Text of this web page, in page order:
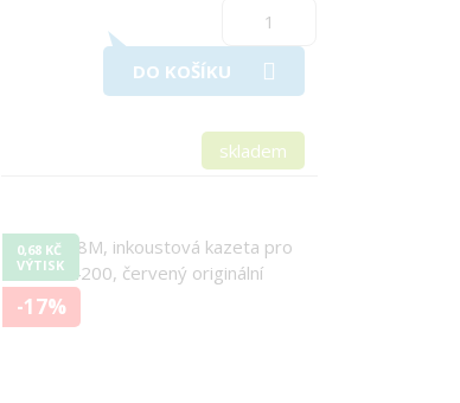
DO KOŠÍKU
skladem
0,68 KČ
VÝTISK
-17%